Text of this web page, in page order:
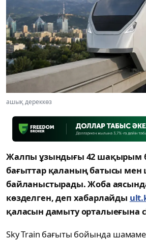
ашық дереккөз
Жалпы ұзындығы 42 шақырым
бағыттар қаланың батысы
байланыстырады. Жоба
көзделген, деп хабарлайды
қаласын дамыту орталыеғына
Sky Train бағыты бойында